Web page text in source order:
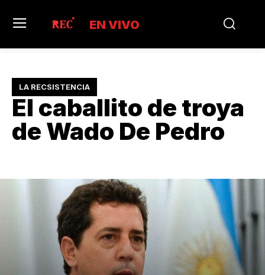
EN VIVO
LA RECSISTENCIA
El caballito de troya
de Wado De Pedro